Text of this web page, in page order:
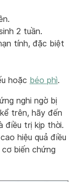
2 tuần.
tính, đặc biệt
hoặc béo phì.
nghi ngờ bị
trên, hãy đến
điều trị kịp thời.
hiệu quả điều
biến chứng